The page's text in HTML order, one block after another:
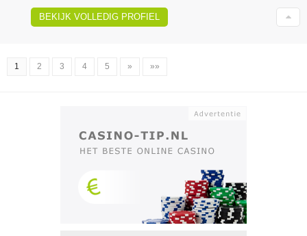
BEKIJK VOLLEDIG PROFIEL
1 2 3 4 5 » »»